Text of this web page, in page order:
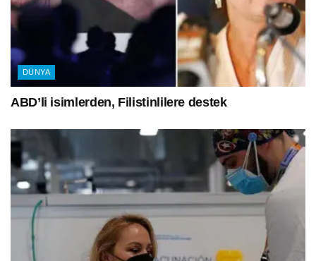
DÜNYA
ABD’li isimlerden, Filistinlilere destek